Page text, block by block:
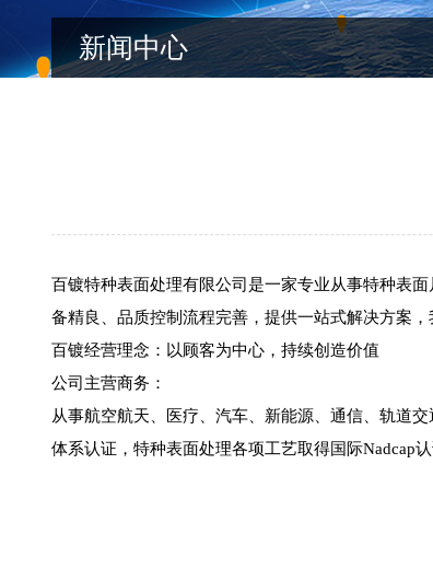
新闻中心
百镀特种表面处理有限公司是一家专业从事特种表
备精良、品质控制流程完善，提供一站式解决方案
百镀经营理念：以顾客为中心，持续创造价值
公司主营商务：
从事航空航天、医疗、汽车、新能源、通信、轨道
体系认证，特种表面处理各项工艺取得国际Nadcap